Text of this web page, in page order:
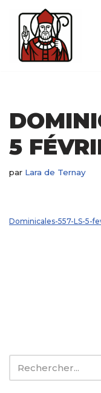
Aller
contenu
5
par Lara de Ternay
Dominicales-557-LS-5-